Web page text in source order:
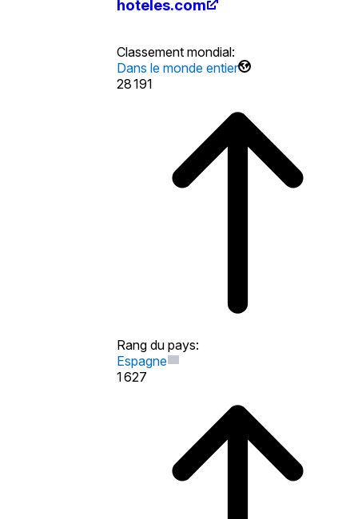
hoteles.com
Classement mondial:
Dans le monde entier
28 191
Rang du pays:
Espagne
1 627